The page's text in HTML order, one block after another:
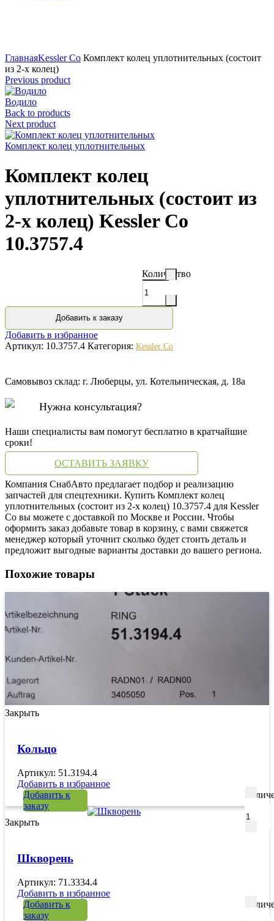
ГлавнаяKessler Co Комплект колец уплотнительных (состоит
из 2-х колец)
Previous product
Водило
Back to products
Next product
Комплект колец уплотнительных
Комплект колец
уплотнительных (состоит из
2-х колец) Kessler Co
10.3757.4
Количество
Добавить к заказу
Добавить в избранное
Артикул: 10.3757.4 Категория: Kessler Co
Самовывоз склад: г. Люберцы, ул. Котельническая, д. 18а
Нужна консультация?
Наши специалисты вам помогут бесплатно в кратчайшие
сроки!
ОСТАВИТЬ ЗАЯВКУ
Компания СнабАвто предлагает подбор и реализацию
запчастей для спецтехники. Купить Комплект колец
уплотнительных (состоит из 2-х колец) 10.3757.4 для Kessler
Co вы можете с доставкой по Москве и России. Чтобы
оформить заказ добавьте товар в корзину, с вами свяжется
менеджер который уточнит сколько будет стоить деталь и
предложит выгодные варианты доставки до вашего региона.
Похожие товары
Закрыть
Кольцо
Артикул: 51.3194.4
Добавить в избранное
Добавить к
заказу
Закрыть
Шкворень
Артикул: 71.3334.4
Добавить в избранное
Добавить к
заказу